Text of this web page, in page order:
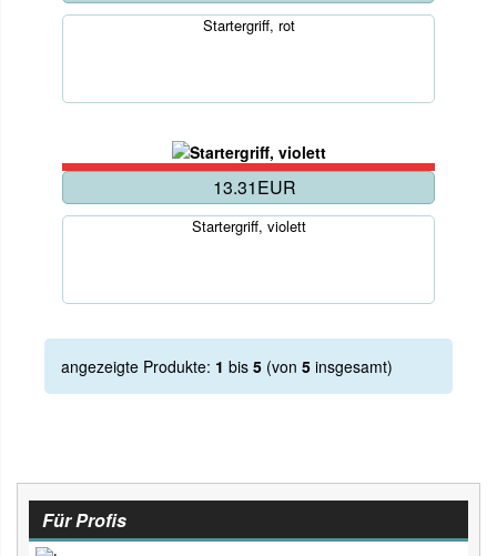
Startergriff, rot
13.31EUR
Startergriff, violett
angezeigte Produkte: 1 bis 5 (von 5 insgesamt)
Für Profis